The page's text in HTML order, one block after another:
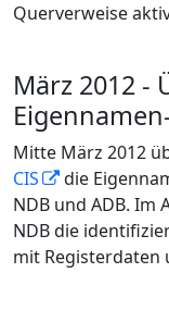
Querverweise
März 2012 -
Mitte März 2012
CIS
die
NDB und ADB. Im
NDB die
mit Registerdaten